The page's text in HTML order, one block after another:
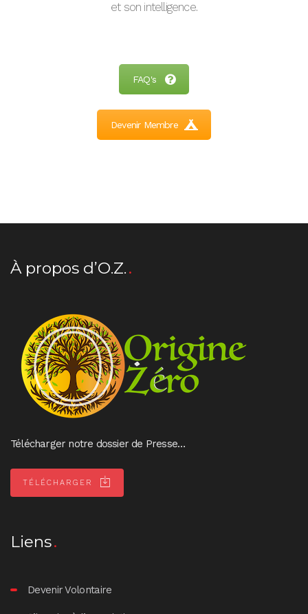
et son intelligence.
FAQ's
Devenir Membre
À propos d’O.Z.
Télécharger notre dossier de Presse…
TÉLÉCHARGER
Liens
Devenir Volontaire